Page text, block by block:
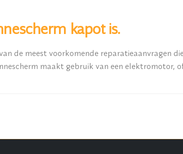
kapot is.
de meest voorkomende reparatieaanvragen
maakt gebruik van een elektromotor,